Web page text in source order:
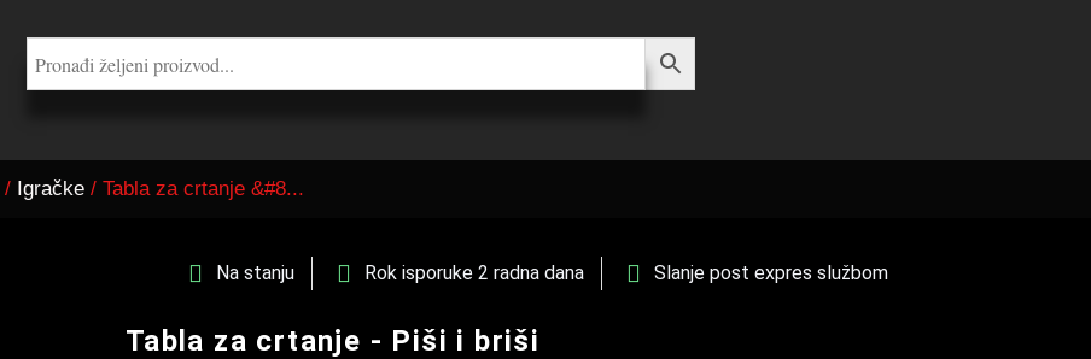
/ Igračke / Tabla za crtanje &#8...
Na stanju Rok isporuke 2 radna dana Slanje post expres službom
Tabla za crtanje - Piši i briši